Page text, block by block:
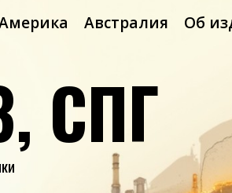
Австралия Об
СПГ